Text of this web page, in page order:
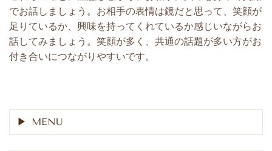
でお話しましょう。お相手の表情は鏡だと思って、笑顔が
足りているか、興味を持ってくれているか感じいながらお
話してみましょう。笑顔が多く、共通の話題が多い方がお
付き合いにつながりやすいです。
MENU